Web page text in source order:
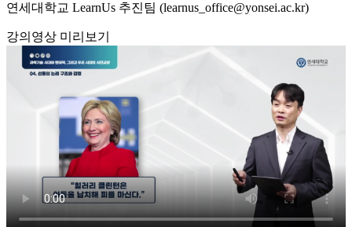
연세대학교 LearnUs 추진팀 (learnus_office@yonsei.ac.kr)
강의영상 미리보기